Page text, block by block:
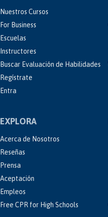
Nuestros Cursos
For Business
Escuelas
Instructores
Buscar Evaluación de Habilidades
Regístrate
Entra
EXPLORA
Acerca de Nosotros
Reseñas
Prensa
Aceptación
Empleos
Free CPR for High Schools